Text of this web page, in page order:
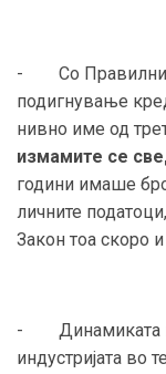
- Со
подигнување
нивно име од
измамите се
години имаше
личните
Закон тоа скоро
- Динамиката
индустријата во